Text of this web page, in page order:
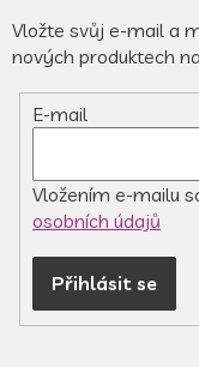
aVložte svůj e-mail a
nových produktech
E-mail
Vložením e-mailu
osobních údajů
Přihlásit se